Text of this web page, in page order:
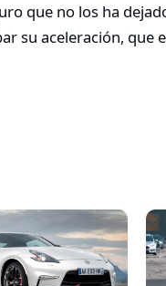
que no los ha
su aceleración, que